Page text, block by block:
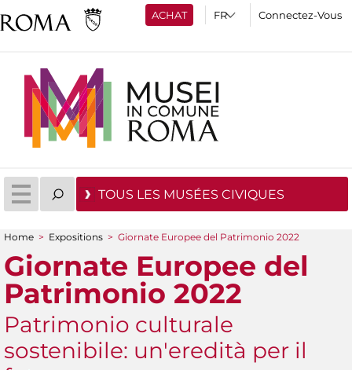
ACHAT Connectez-Vous
TOUS LES MUSÉES CIVIQUES
You are here
Home > Expositions > Giornate Europee del Patrimonio 2022
Giornate Europee del
Patrimonio 2022
Patrimonio culturale
sostenibile: un'eredità per il